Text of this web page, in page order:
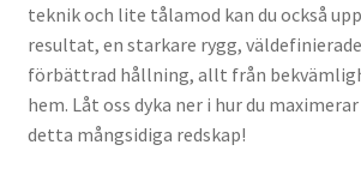
teknik och lite tålamod kan du också
resultat, en starkare rygg,
förbättrad hållning, allt från
hem. Låt oss dyka ner i hur du
detta mångsidiga redskap!